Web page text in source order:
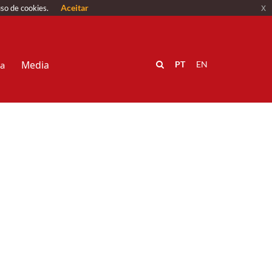
Media EN
PT
de cookies. Aceitar x